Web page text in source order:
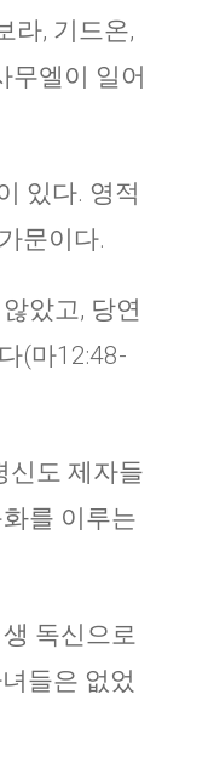
라, 기드온,
무엘이 일어
있다. 영적
문이다.
았고, 당연
(마12:48-
신도 제자들
를 이루는
독신으로
들은 없었